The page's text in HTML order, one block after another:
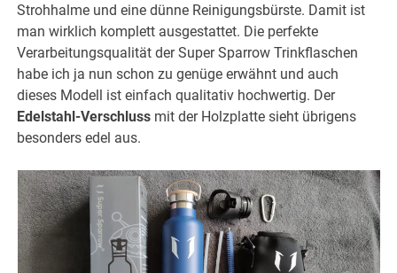
Strohhalme und eine dünne Reinigungsbürste. Damit ist
man wirklich komplett ausgestattet. Die perfekte
Verarbeitungsqualität der Super Sparrow Trinkflaschen
habe ich ja nun schon zu genüge erwähnt und auch
dieses Modell ist einfach qualitativ hochwertig. Der
Edelstahl-Verschluss mit der Holzplatte sieht übrigens
besonders edel aus.